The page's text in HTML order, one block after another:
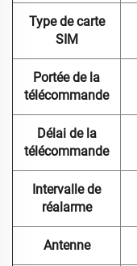
Type de carte
SIM
Portée de la
télécommande
Délai de la
télécommande
Intervalle de
réalarme
Antenne